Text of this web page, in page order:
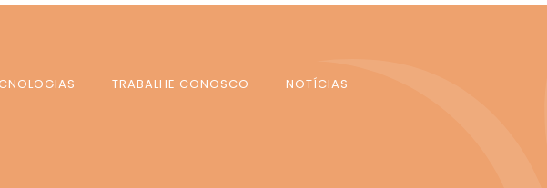
TRABALHE CONOSCO NOTÍCIAS